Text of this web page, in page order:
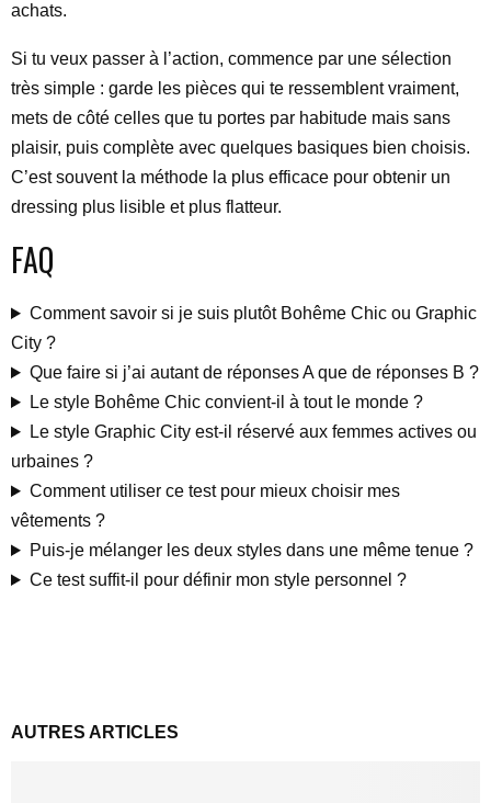
achats.
Si tu veux passer à l’action, commence par une sélection
très simple : garde les pièces qui te ressemblent vraiment,
mets de côté celles que tu portes par habitude mais sans
plaisir, puis complète avec quelques basiques bien choisis.
C’est souvent la méthode la plus efficace pour obtenir un
dressing plus lisible et plus flatteur.
FAQ
Comment savoir si je suis plutôt Bohême Chic ou Graphic
City ?
Que faire si j’ai autant de réponses A que de réponses B ?
Le style Bohême Chic convient-il à tout le monde ?
Le style Graphic City est-il réservé aux femmes actives ou
urbaines ?
Comment utiliser ce test pour mieux choisir mes
vêtements ?
Puis-je mélanger les deux styles dans une même tenue ?
Ce test suffit-il pour définir mon style personnel ?
AUTRES ARTICLES